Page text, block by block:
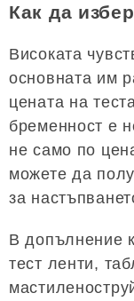
Как да
Високата
основната им
цената на
бременност е
не само по
можете да
за
В допълнение
тест ленти,